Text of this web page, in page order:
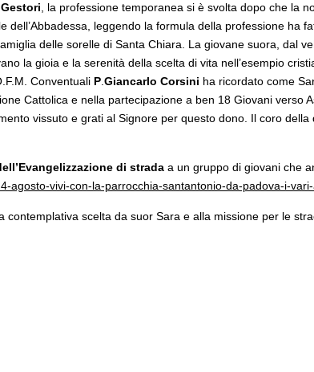
, la professione temporanea si è svolta dopo che la
leggendo la formula della professione ha
delle sorelle di Santa Chiara. La giovane suora, dal
la gioia e la serenità della scelta di vita nell’esempio
ConventualiP. Giancarlo Corsini ha ricordato come
Cattolica e nella partecipazione a ben 18 Giovani verso
vissuto e grati al Signore per questo dono. Il coro
di stradaa un gruppo di giovani che
agosto-vivi-con-la-parrocchia-santantonio-da-padova-i-
scelta da suor Sara e alla missione per le